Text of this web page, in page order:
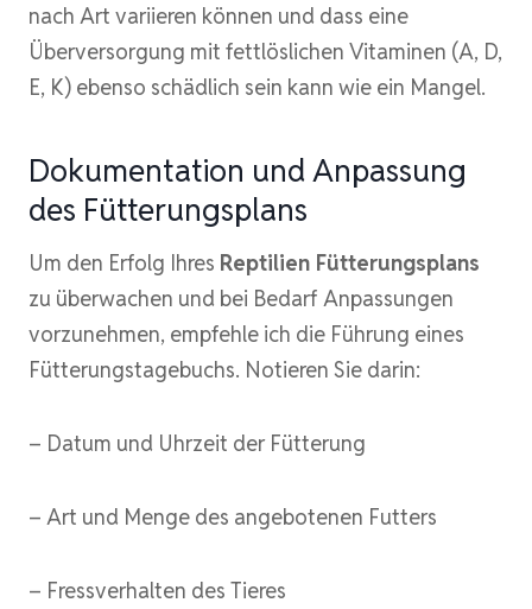
nach Art variieren können und dass eine
Überversorgung mit fettlöslichen Vitaminen (A, D,
E, K) ebenso schädlich sein kann wie ein Mangel.
Dokumentation und Anpassung
des Fütterungsplans
Um den Erfolg Ihres Reptilien Fütterungsplans
zu überwachen und bei Bedarf Anpassungen
vorzunehmen, empfehle ich die Führung eines
Fütterungstagebuchs. Notieren Sie darin:
– Datum und Uhrzeit der Fütterung
– Art und Menge des angebotenen Futters
– Fressverhalten des Tieres